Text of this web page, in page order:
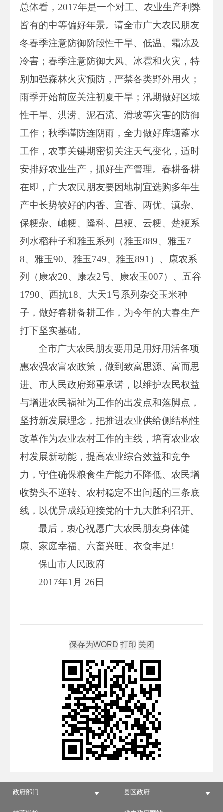
总体看，2017年是一个对工、农业生产利弊
皆有的中等偏好年景。请全市广大农民朋友
冬春季注意防御阶段性干旱、低温、霜冻及
冷害；春季注意防御大风、冰雹和火灾，特
别加强森林火灾预防，严禁各类野外用火；
雨季开始前应关注初夏干旱；汛期做好区域
性干旱、洪涝、泥石流、滑坡等灾害的防御
工作；秋季谨防连阴雨，全力做好库塘蓄水
工作，农事关键期密切关注天气变化，适时
安排好农业生产，抓好生产管理。春耕备耕
在即，广大农民朋友要因地制宜选购多年生
产中长势较好的内香、宜香、两优、滇杂、
保粳杂、岫粳、隆科、昌粳、云粳、楚粳系
列水稻种子和雅玉系列（雅玉889、雅玉7
8、雅玉90、雅玉749、雅玉891）、康农系
列（康农20、康农2号、康农玉007）、五谷
1790、西抗18、大天1号系列杂交玉米种
子，做好春耕备耕工作，为今年的大春生产
打下坚实基础。
全市广大农民朋友要用足用好用活各项
惠农强农富农政策，做到致富思源、富而思
进。市人民政府郑重承诺，以维护农民权益
与增进农民福祉为工作的出发点和落脚点，
坚持新发展理念，把推进农业供给侧结构性
改革作为农业农村工作的主线，培育农业农
村发展新动能，提高农业综合效益和竞争
力，守住确保粮食生产能力不降低、农民增
收势头不逆转、农村稳定不出问题的三条底
线，以优异成绩迎接党的十九大胜利召开。
最后，衷心祝愿广大农民朋友身体健
康、家庭幸福、六畜兴旺、衣食丰足!
保山市人民政府
2017年1月 26日
政府部门 县区政府